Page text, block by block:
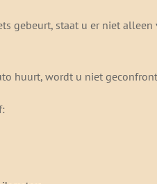
gebeurt, staat u er niet
huurt, wordt u niet